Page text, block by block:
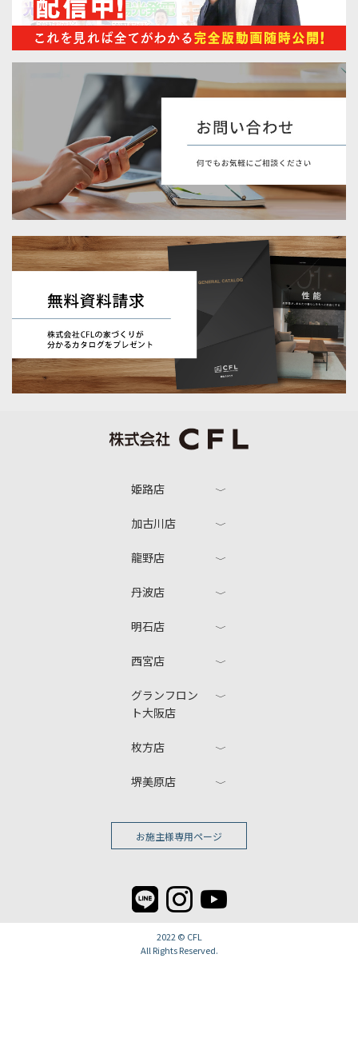
姫路店
加古川店
龍野店
丹波店
明石店
西宮店
グランフロン
ト大阪店
枚方店
堺美原店
お施主様専用ページ
2022 © CFL
All Rights Reserved.